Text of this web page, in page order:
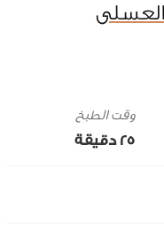
العسلى
وقت الطبخ
25 ‎دقيقة